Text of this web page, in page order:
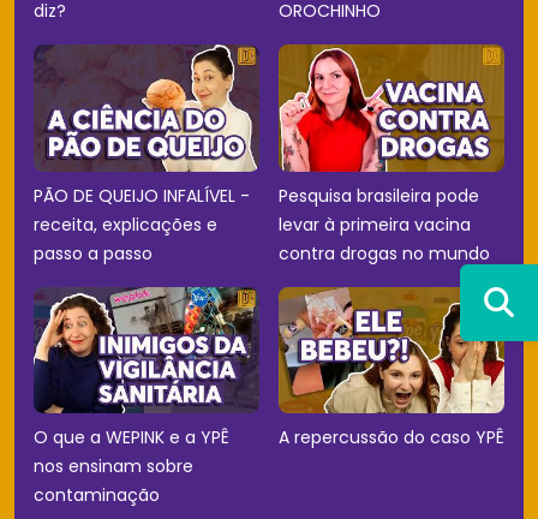
diz? OROCHINHO
PÃO DE QUEIJO INFALÍVEL -
receita, explicações e
passo a passo
Pesquisa brasileira pode
levar à primeira vacina
contra drogas no mundo
O que a WEPINK e a YPÊ
nos ensinam sobre
contaminação
A repercussão do caso YPÊ